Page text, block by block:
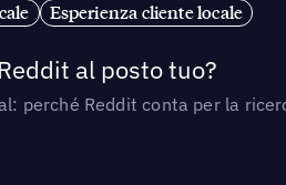
Esperienza cliente locale
al posto tuo?
perché Reddit conta per la